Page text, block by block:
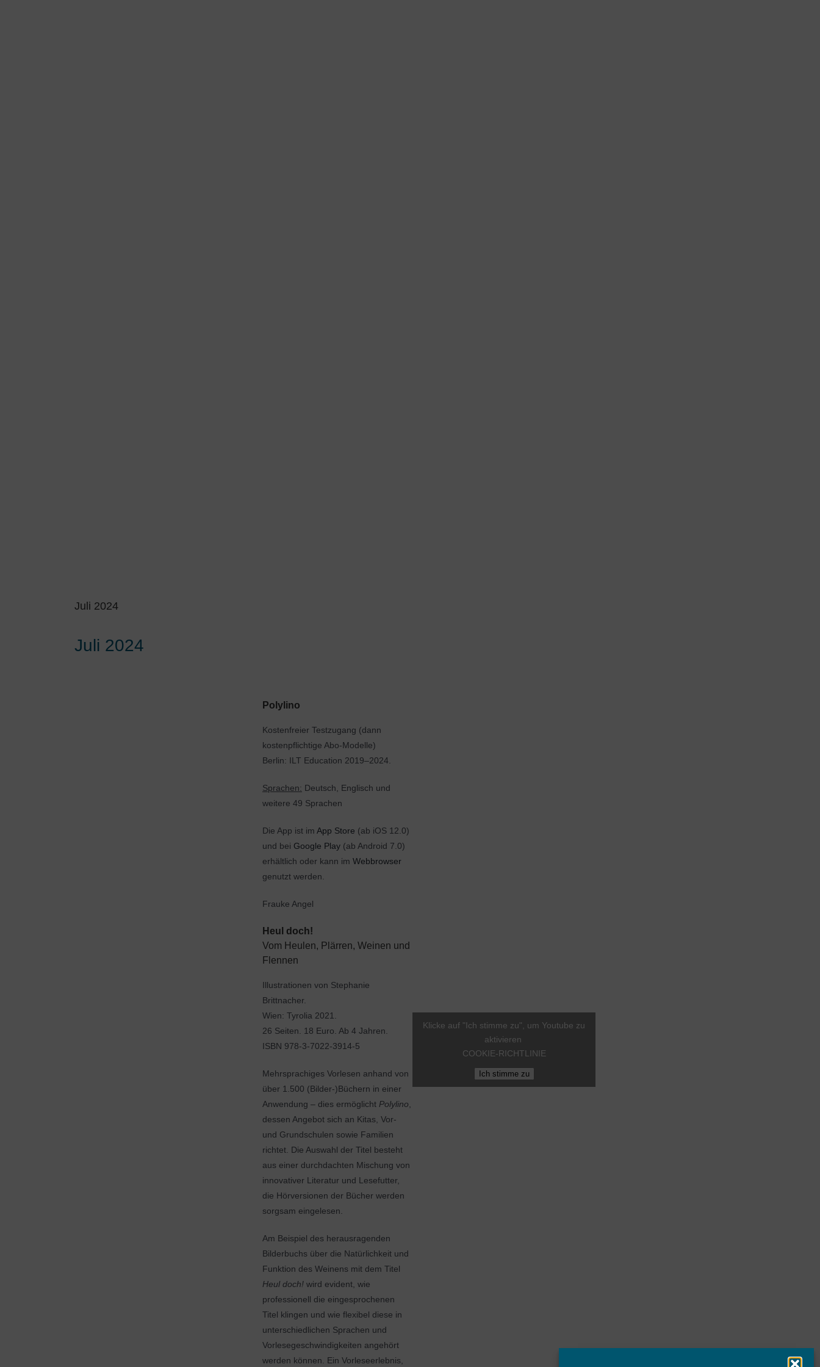
Juli 2024
Juli 2024
Polylino
Kostenfreier Testzugang (dann
kostenpflichtige Abo-Modelle)
Berlin: ILT Education 2019–2024.
Sprachen: Deutsch, Englisch und
weitere 49 Sprachen
Die App ist im App Store (ab iOS 12.0)
und bei Google Play (ab Android 7.0)
erhältlich oder kann im Webbrowser
genutzt werden.
Frauke Angel
Heul doch!
Vom Heulen, Plärren, Weinen und
Flennen
Illustrationen von Stephanie
Brittnacher.
Wien: Tyrolia 2021.
26 Seiten. 18 Euro. Ab 4 Jahren.
ISBN 978-3-7022-3914-5
Mehrsprachiges Vorlesen anhand von
über 1.500 (Bilder-)Büchern in einer
Anwendung – dies ermöglicht Polylino
dessen Angebot sich an Kitas, Vor-
und Grundschulen sowie Familien
richtet. Die Auswahl der Titel besteht
aus einer durchdachten Mischung von
innovativer Literatur und Lesefutter,
die Hörversionen der Bücher werden
sorgsam eingelesen.
Am Beispiel des herausragenden
Bilderbuchs über die Natürlichkeit und
Funktion des Weinens mit dem Titel
Heul doch! wird evident, wie
professionell die eingesprochenen
Titel klingen und wie flexibel diese in
unterschiedlichen Sprachen und
Vorlesegeschwindigkeiten angehört
werden können. Ein Vorleseerlebnis,
Klicke auf "Ich stimme zu", um Youtube zu
aktivieren
COOKIE-RICHTLINIE
Ich stimme zu